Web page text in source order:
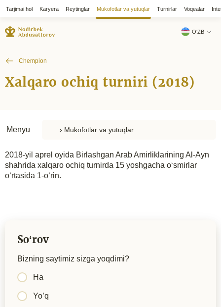
Tarjimai hol Karyera Reytinglar Mukofotlar va yutuqlar Turnirlar Voqealar
OʻZB
Chempion
Xalqaro ochiq turniri (2018)
Menyu
2018-yil aprel oyida Birlashgan Arab Amirliklarining Al-Ayn
shahrida xalqaro ochiq turnirda 15 yoshgacha o‘smirlar
o‘rtasida 1-o‘rin.
Soʻrov
Bizning saytimiz sizga yoqdimi?
Ha
Yo’q